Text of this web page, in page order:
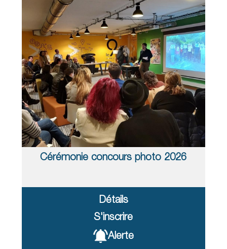
Cérémonie concours photo 2026
Détails
S'inscrire
Alerte